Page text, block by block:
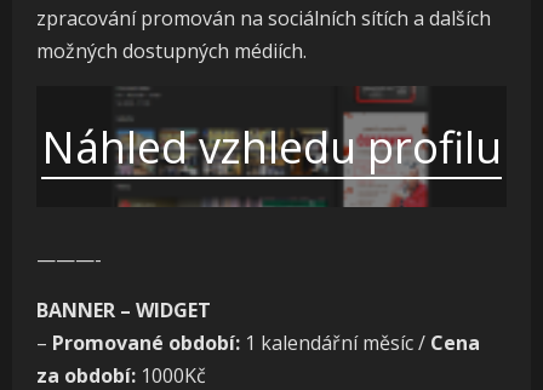
zpracování promován na sociálních sítích a dalších
možných dostupných médiích.
Náhled vzhledu profilu
———-
BANNER – WIDGET
– Promované období: 1 kalendářní měsíc / Cena
za období: 1000Kč